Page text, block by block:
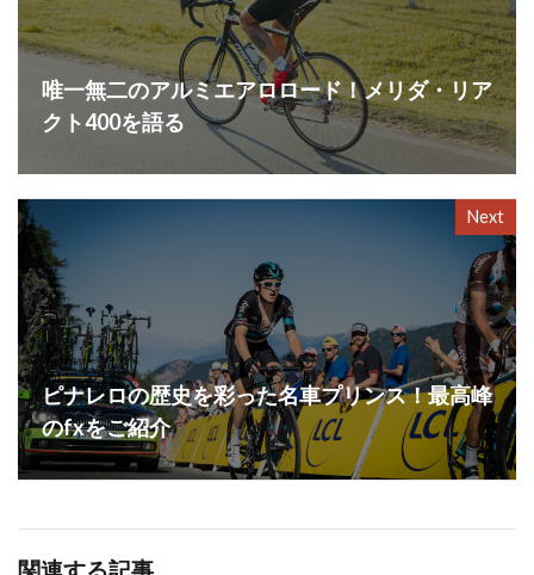
唯一無二のアルミエアロロード！メリダ・リア
クト400を語る
Next
ピナレロの歴史を彩った名車プリンス！最高峰
のfxをご紹介